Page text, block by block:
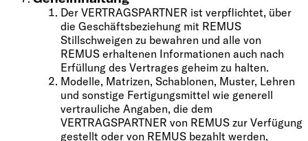
Der VERTRAGSPARTNER ist verpflichtet, über
die Geschäftsbeziehung mit REMUS
Stillschweigen zu bewahren und alle von
REMUS erhaltenen Informationen auch nach
Erfüllung des Vertrages geheim zu halten.
Modelle, Matrizen, Schablonen, Muster, Lehren
und sonstige Fertigungsmittel wie generell
vertrauliche Angaben, die dem
VERTRAGSPARTNER von REMUS zur Verfügung
gestellt oder von REMUS bezahlt werden,